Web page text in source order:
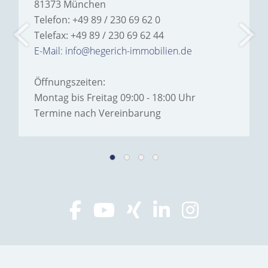
81373 München
Telefon: +49 89 / 230 69 62 0
Telefax: +49 89 / 230 69 62 44
E-Mail: info@hegerich-immobilien.de
Öffnungszeiten:
Montag bis Freitag 09:00 - 18:00 Uhr
Termine nach Vereinbarung